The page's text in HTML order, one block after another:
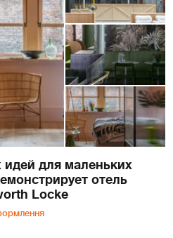
идей для маленьких
отель
Locke